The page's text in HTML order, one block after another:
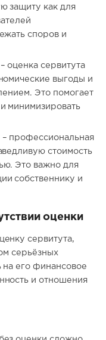
защиту как для
споров и
оценка сервитута
выгоды и
Это помогает
минимизировать
профессиональная
стоимость
Это важно для
собственнику и
оценки
сервитута,
серьёзных
на его финансовое
и отношения